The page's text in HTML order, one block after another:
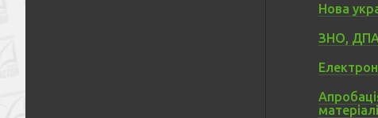
Нова
ЗНО,